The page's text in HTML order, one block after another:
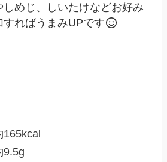
しめじ、しいたけなどお好み
ればうまみUPです
165kcal
9.5g